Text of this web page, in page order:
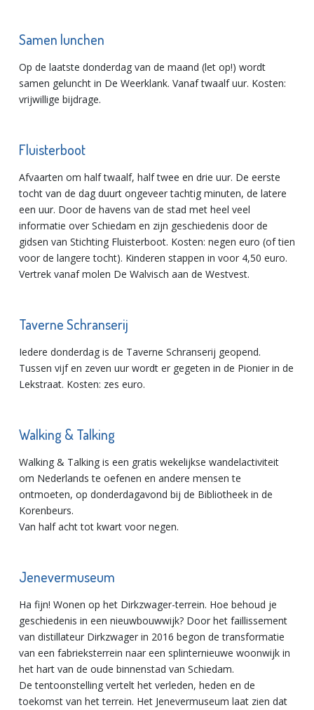
Samen lunchen
Op de laatste donderdag van de maand (let op!) wordt
samen geluncht in De Weerklank. Vanaf twaalf uur. Kosten:
vrijwillige bijdrage.
Fluisterboot
Afvaarten om half twaalf, half twee en drie uur. De eerste
tocht van de dag duurt ongeveer tachtig minuten, de latere
een uur. Door de havens van de stad met heel veel
informatie over Schiedam en zijn geschiedenis door de
gidsen van Stichting Fluisterboot. Kosten: negen euro (of tien
voor de langere tocht). Kinderen stappen in voor 4,50 euro.
Vertrek vanaf molen De Walvisch aan de Westvest.
Taverne Schranserij
Iedere donderdag is de Taverne Schranserij geopend.
Tussen vijf en zeven uur wordt er gegeten in de Pionier in de
Lekstraat. Kosten: zes euro.
Walking & Talking
Walking & Talking is een gratis wekelijkse wandelactiviteit
om Nederlands te oefenen en andere mensen te
ontmoeten, op donderdagavond bij de Bibliotheek in de
Korenbeurs.
Van half acht tot kwart voor negen.
Jenevermuseum
Ha fijn! Wonen op het Dirkzwager-terrein. Hoe behoud je
geschiedenis in een nieuwbouwwijk? Door het faillissement
van distillateur Dirkzwager in 2016 begon de transformatie
van een fabrieksterrein naar een splinternieuwe woonwijk in
het hart van de oude binnenstad van Schiedam.
De tentoonstelling vertelt het verleden, heden en de
toekomst van het terrein. Het Jenevermuseum laat zien dat